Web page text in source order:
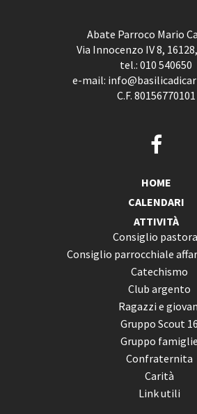
Abate Parroco Mario
Via Innocenzo IV 8,
tel.: 010 540650
e-mail:
C.F. 80156770101
HOME
CALENDARI
ATTIVITÀ
Consiglio
Consiglio parrocchiale
Catechismo
Club argento
Ragazzi e
Gruppo Scout 16
Gruppo famiglie
Confraternita
Carità
Link utili